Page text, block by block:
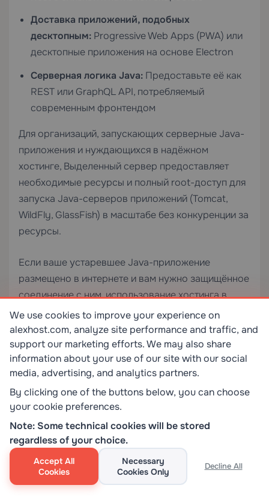
Доставка приложений, подобных
десктопным: Progressive Web Apps (PWA) или
десктопные приложения на основе Electron
Серверная логика Java: Предоставьте её как
REST или GraphQL API, потребляемый
современным фронтендом
Для организаций, запускающих серверные Java-
приложения и нуждающихся в надёжном
хостинге, Выделенный сервер предоставляет
необходимые ресурсы и полный root-доступ для
запуска Java-серверов приложений (Tomcat,
WildFly, GlassFish) в масштабе без конкуренции за
ресурсы.
Если ваше устаревшее Java-приложение
размещено в интернете и вам нужно защищённое
соединение с ним, использование хостинга в
паре с действующимSSL-сертификатом
обеспечивает зашифрованную передачу данных
даже для устаревших стеков приложений.
Практическая матрица принятия
решений
Используйте этот контрольный список для
выбора подходящего метода в вашей ситуации:
Используйте Метод 1 (Firefox ESR 52), если:
Вам нужен разовый или очень редкий доступ
We use cookies to improve your experience on
alexhost.com, analyze site performance and traffic, and
support our marketing efforts. We may also share
information about your use of our site with our social
media, advertising, and analytics partners.
By clicking one of the buttons below, you can choose
your cookie preferences.
Note: Some technical cookies will be stored
regardless of your choice.
Accept All
Cookies
Necessary
Cookies Only
Decline All